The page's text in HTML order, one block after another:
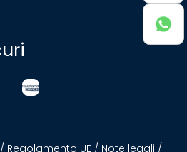
/ Regolamento UE/ Note legali /